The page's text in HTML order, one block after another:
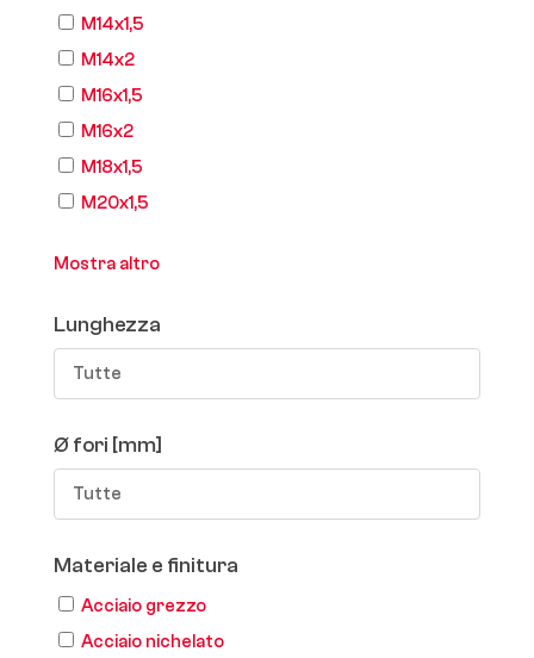
M14x1,5
M14x2
M16x1,5
M16x2
M18x1,5
M20x1,5
Mostra altro
Lunghezza
Tutte
Ø fori [mm]
Tutte
Materiale e finitura
Acciaio grezzo
Acciaio nichelato